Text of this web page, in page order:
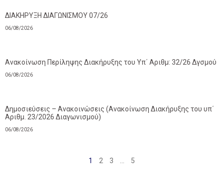
ΔΙΑΚΗΡΥΞΗ ΔΙΑΓΩΝΙΣΜΟΥ 07/26
06/08/2026
Ανακοίνωση Περίληψης Διακήρυξης του Υπ΄ Αριθμ: 32/26 Δγσμού
06/08/2026
Δημοσιεύσεις – Ανακοινώσεις (Ανακοίνωση Διακήρυξης του υπ΄
Αριθμ. 23/2026 Διαγωνισμού)
06/08/2026
1 2 3 5